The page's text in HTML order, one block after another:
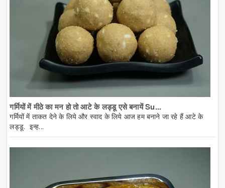
गर्मियों में मीठे का मन हो तो आटे के लड्डू एसे बनायें Su...
गर्मियों में ताकत देने के लिये और स्वाद के लिये आज हम बनाने जा रहे हैं आटे के
लड्डू. इन्ह...